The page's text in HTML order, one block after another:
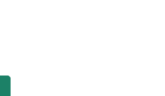
die Anzahl zu erhöhen oder zu reduzieren.